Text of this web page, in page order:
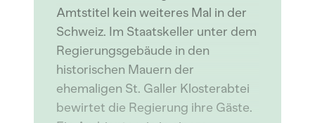
Amtstitel kein weiteres Mal in der
Schweiz. Im Staatskeller unter dem
Regierungsgebäude in den
historischen Mauern der
ehemaligen St. Galler Klosterabtei
bewirtet die Regierung ihre Gäste.